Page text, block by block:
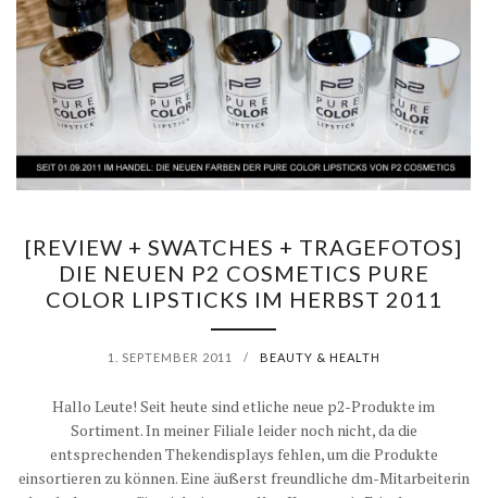
[REVIEW + SWATCHES + TRAGEFOTOS]
DIE NEUEN P2 COSMETICS PURE
COLOR LIPSTICKS IM HERBST 2011
1. SEPTEMBER 2011 / BEAUTY & HEALTH
Hallo Leute! Seit heute sind etliche neue p2-Produkte im
Sortiment. In meiner Filiale leider noch nicht, da die
entsprechenden Thekendisplays fehlen, um die Produkte
einsortieren zu können. Eine äußerst freundliche dm-Mitarbeiterin